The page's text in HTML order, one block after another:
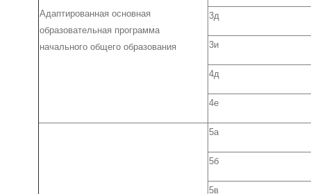
Адаптированная основная
образовательная программа
начального общего образования
3д
3и
4д
4е
5а
5б
5в